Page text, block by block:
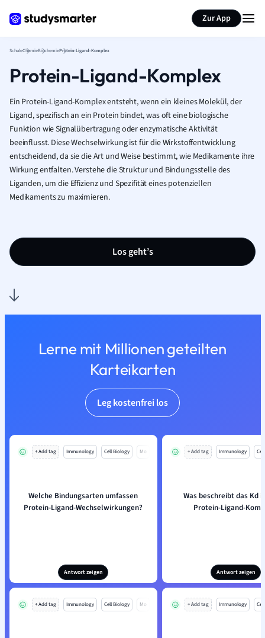
Zur App
SchuleChemieBiochemieProtein-Ligand-Komplex
Protein-Ligand-Komplex
Ein Protein-Ligand-Komplex entsteht, wenn ein kleines Molekül, der
Ligand, spezifisch an ein Protein bindet, was oft eine biologische
Funktion wie Signalübertragung oder enzymatische Aktivität
beeinflusst. Diese Wechselwirkung ist für die Wirkstoffentwicklung
entscheidend, da sie die Art und Weise bestimmt, wie Medikamente ihre
Wirkung entfalten. Verstehe die Struktur und Bindungsstelle des
Liganden, um die Effizienz und Spezifität eines potenziellen
Medikaments zu maximieren.
Los geht’s
Lerne mit Millionen geteilten
Karteikarten
Leg kostenfrei los
+ Add tag Immunology Cell Biology Mo
Welche Bindungsarten umfassen
Protein-Ligand-Wechselwirkungen?
Antwort zeigen
+ Add tag Immunology
Was beschreibt das Kd
Protein-Ligand-
Antwort zeigen
+ Add tag Immunology Cell Biology Mo + Add tag Immunology
Seite zusammenfassen